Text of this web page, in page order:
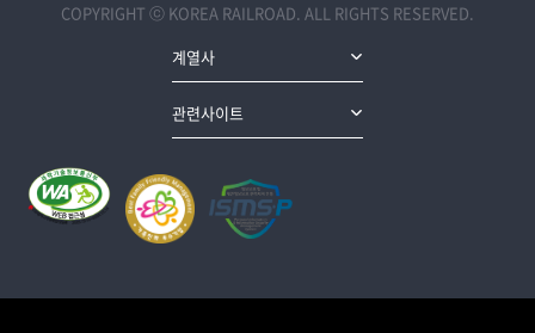
COPYRIGHT ⓒ KOREA RAILROAD. ALL RIGHTS RESERVED.
계열사
관련사이트